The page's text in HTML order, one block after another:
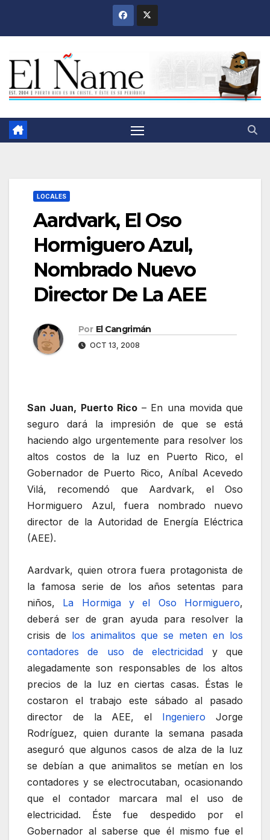
LOCALES
Aardvark, El Oso
Hormiguero Azul,
Nombrado Nuevo
Director De La AEE
Por El Cangrimán
OCT 13, 2008
San Juan, Puerto Rico– En una movida que
seguro dará la impresión de que se está
haciendo algo urgentemente para resolver los
altos costos de la luz en Puerto Rico, el
Gobernador de Puerto Rico, Aníbal Acevedo
Vilá, recomendó que Aardvark, el Oso
Hormiguero Azul, fuera nombrado nuevo
director de la Autoridad de Energía Eléctrica
(AEE).
Aardvark, quien otrora fuera protagonista de
la famosa serie de los años setentas para
niños, La Hormiga y el Oso Hormiguero,
deberá ser de gran ayuda para resolver la
crisis de los animalitos que se meten en los
contadores de uso de electricidad y que
alegadamente son responsables de los altos
precios de la luz en ciertas casas. Éstas le
costaron el trabajo este sábado al pasado
director de la AEE, el Ingeniero Jorge
Rodríguez, quien durante la semana pasada
aseguró que algunos casos de alza de la luz
se debían a que animalitos se metían en los
contadores y se electrocutaban, ocasionando
que el contador marcara mal el uso de
electricidad. Éste fue despedido por el
Gobernador al saberse que él mismo fue el